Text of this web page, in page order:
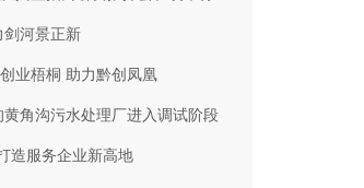
剑河景正新
业梧桐 助力黔创凤凰
角沟污水处理厂进入调试阶段
造服务企业新高地